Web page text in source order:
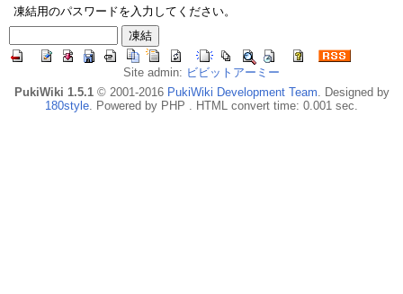
凍結用のパスワードを入力してください。
Site admin: ビビットアーミー
PukiWiki 1.5.1© 2001-2016 PukiWiki Development Team. Designed by
180style. Powered by PHP . HTML convert time: 0.001 sec.